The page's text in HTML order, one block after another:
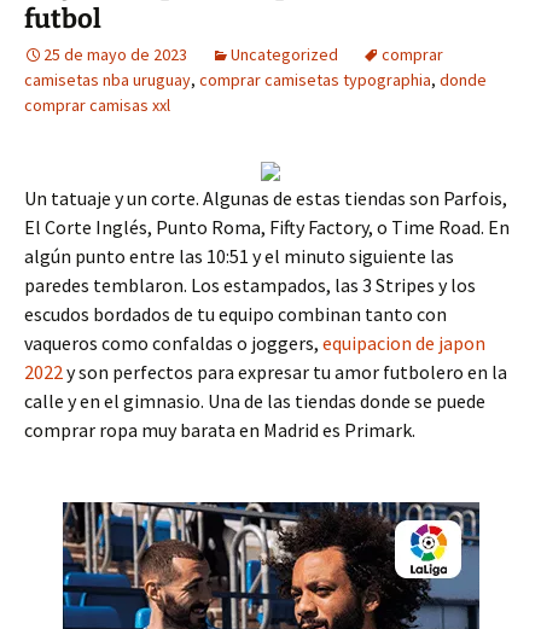
futbol
25 de mayo de 2023 Uncategorized
comprar
camisetas nba uruguay, comprar camisetas typographia, donde
comprar camisas xxl
Un tatuaje y un corte. Algunas de estas tiendas son Parfois,
El Corte Inglés, Punto Roma, Fifty Factory, o Time Road. En
algún punto entre las 10:51 y el minuto siguiente las
paredes temblaron. Los estampados, las 3 Stripes y los
escudos bordados de tu equipo combinan tanto con
vaqueros como confaldas o joggers, equipacion de japon
2022y son perfectos para expresar tu amor futbolero en la
calle y en el gimnasio. Una de las tiendas donde se puede
comprar ropa muy barata en Madrid es Primark.